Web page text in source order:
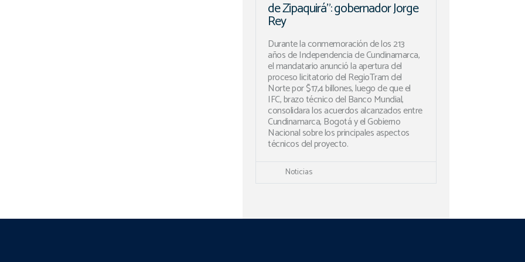
de Zipaquirá”: gobernador Jorge
Rey
Durante la conmemoración de los 213
años de Independencia de Cundinamarca,
el mandatario anunció la apertura del
proceso licitatorio del RegioTram del
Norte por $17,4 billones, luego de que el
IFC, brazo técnico del Banco Mundial,
consolidara los acuerdos alcanzados entre
Cundinamarca, Bogotá y el Gobierno
Nacional sobre los principales aspectos
técnicos del proyecto.
Noticias